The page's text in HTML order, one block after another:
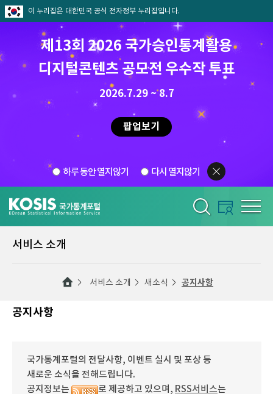
이 누리집은 대한민국 공식 전자정부 누리집입니다.
제13회 2026 국가승인통계활용
디지털콘텐츠 공모전 우수작 투표
2026.7.29 ~ 8.7
팝업보기
하루 동안 열지않기 다시 열지않기
서비스 소개
서비스 소개 새소식 공지사항
공지사항
국가통계포털의 전달사항, 이벤트 실시 및 포상 등
새로운 소식을 전해드립니다.
공지정보는
로 제공하고 있으며, RSS서비스는